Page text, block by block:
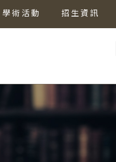
學術活動 招生資訊